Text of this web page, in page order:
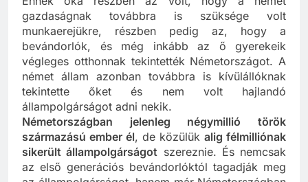
gazdaságnak továbbra is szüksége volt
munkaerejükre, részben pedig az, hogy a
bevándorlók, és még inkább az ő gyerekeik
végleges otthonnak tekintették Németországot. A
német állam azonban továbbra is kívülállóknak
tekintette őket és nem volt hajlandó
állampolgárságot adni nekik.
Németországban jelenleg négymillió török
származású ember él, de közülük alig félmilliónak
sikerült állampolgárságot szereznie. És nemcsak
az első generációs bevándorlóktól tagadják meg